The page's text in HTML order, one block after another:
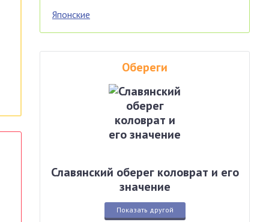
Японские
Обереги
Славянский оберег коловрат и его
значение
Показать другой